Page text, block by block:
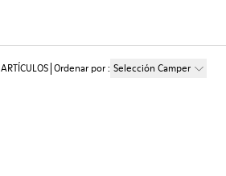
ARTÍCULOS Ordenar por: Selección Camper